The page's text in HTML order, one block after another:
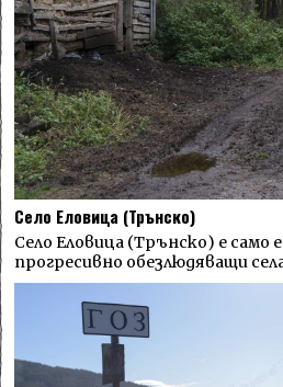
Село Еловица (Трънско)
Село Еловица (Трънско) е само
прогресивно обезлюдяващи